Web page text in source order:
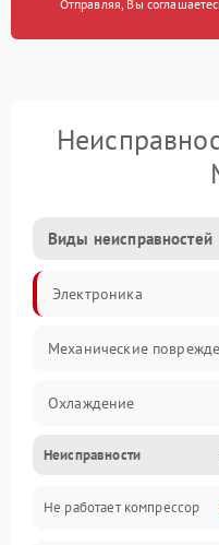
Отправляя, Вы
Виды неисправностей
Электроника
Механические
Охлаждение
Механика
Электропитание
Неисправности
Не работает компрессор